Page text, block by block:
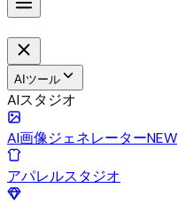
AIツール
AIスタジオ
AI画像ジェネレーターNEW
アパレルスタジオ